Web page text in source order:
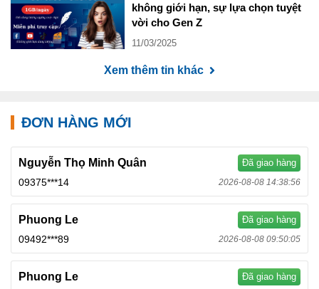
không giới hạn, sự lựa chọn tuyệt
vời cho Gen Z
11/03/2025
Xem thêm tin khác
ĐƠN HÀNG MỚI
Nguyễn Thọ Minh Quân Đã giao hàng
09375***14 2026-08-08 14:38:56
Phuong Le Đã giao hàng
09492***89 2026-08-08 09:50:05
Phuong Le Đã giao hàng